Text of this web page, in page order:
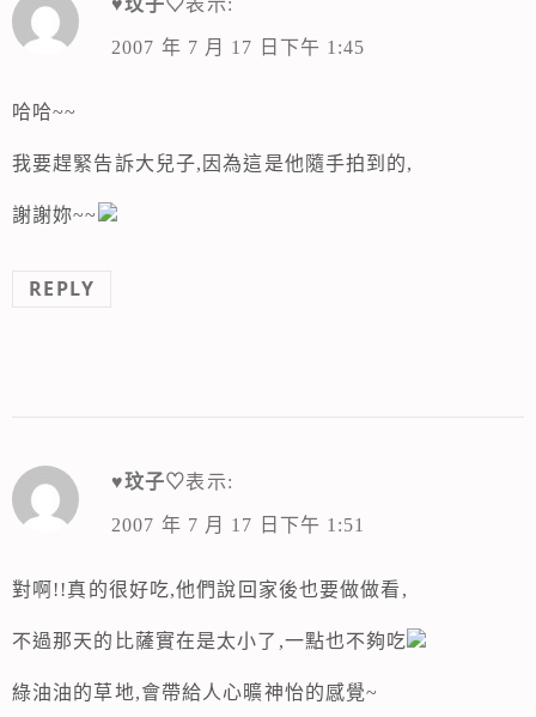
♥玟子♡表示:
2007 年 7 月 17 日下午 1:45
哈哈~~
我要趕緊告訴大兒子,因為這是他隨手拍到的,
謝謝妳~~
REPLY
♥玟子♡表示:
2007 年 7 月 17 日下午 1:51
對啊!!真的很好吃,他們說回家後也要做做看,
不過那天的比薩實在是太小了,一點也不夠吃
綠油油的草地,會帶給人心曠神怡的感覺~